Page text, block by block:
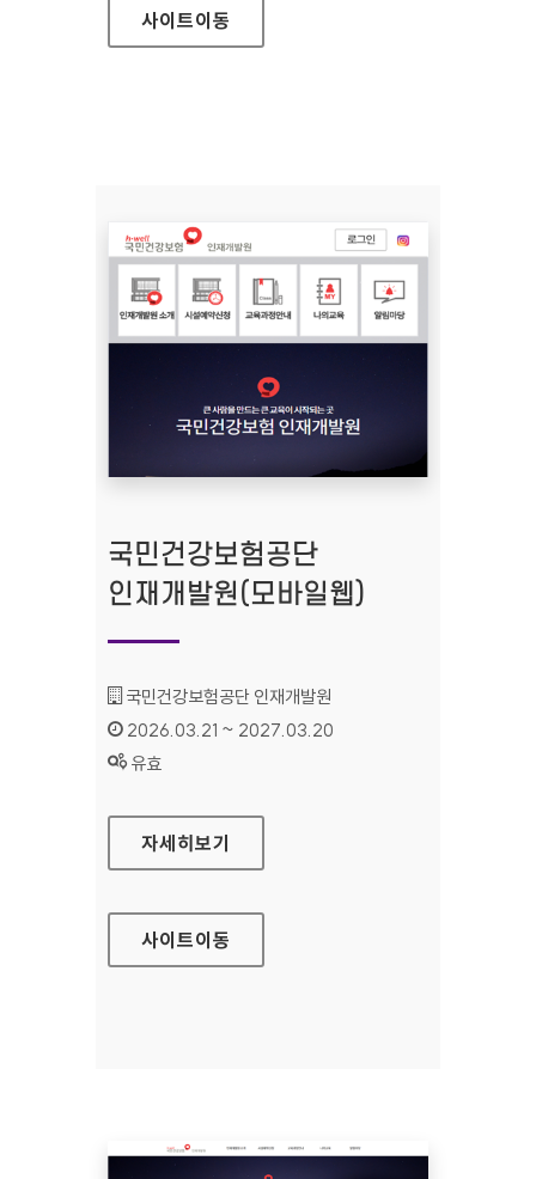
사이트이동
국민건강보험공단
인재개발원(모바일웹)
기관명 :
국민건강보험공단 인재개발원
인증기간 :
2026.03.21 ~ 2027.03.20
상태 :
유효
국민건강보험공단 인재개발원(모바일웹)
자세히보기
사이트이동